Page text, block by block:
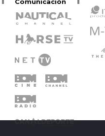
Comunicación